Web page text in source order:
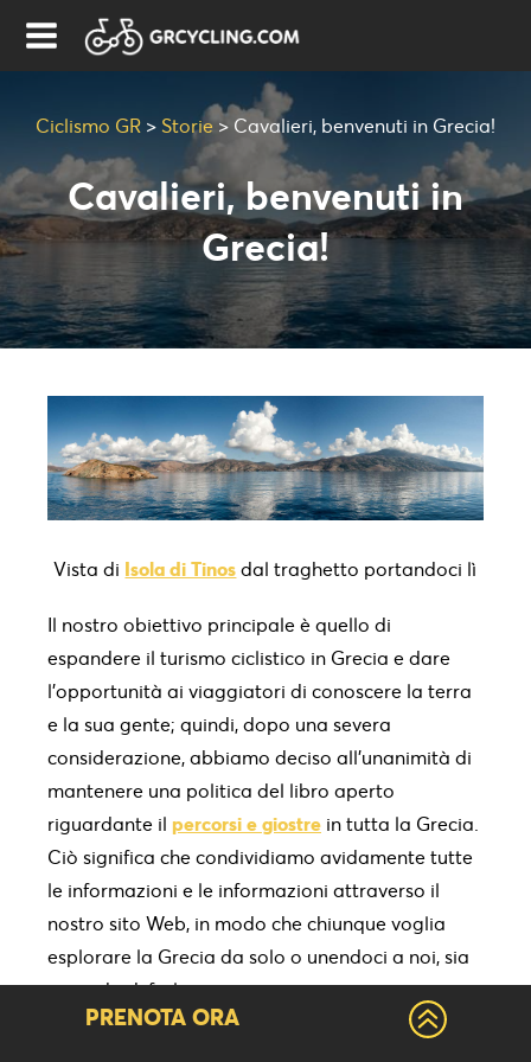
PRENOTA ORA
Ciclismo GR> Storie> Cavalieri, benvenuti in Grecia!
Cavalieri, benvenuti in
Grecia!
Vista di Isola di Tinos dal traghetto portandoci lì
Il nostro obiettivo principale è quello di
espandere il turismo ciclistico in Grecia e dare
l'opportunità ai viaggiatori di conoscere la terra
e la sua gente; quindi, dopo una severa
considerazione, abbiamo deciso all'unanimità di
mantenere una politica del libro aperto
riguardante il percorsi e giostre in tutta la Grecia.
Ciò significa che condividiamo avidamente tutte
le informazioni e le informazioni attraverso il
nostro sito Web, in modo che chiunque voglia
esplorare la Grecia da solo o unendoci a noi, sia
in grado di farlo.
La Grecia è così ricca di cultura e bellezza che